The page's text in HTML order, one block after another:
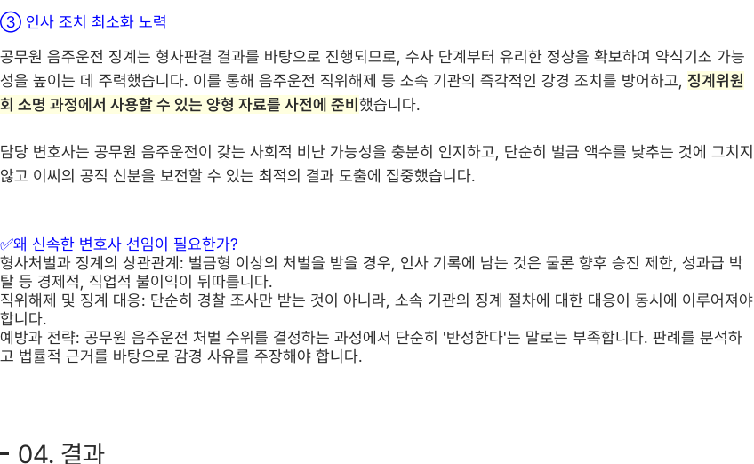
③ 인사 조치 최소화 노력
공무원 음주운전 징계는 형사판결 결과를 바탕으로 진행되므로, 수사 단계부터 유리한 정상을 확보하여 약식기소 가능
성을 높이는 데 주력했습니다. 이를 통해 음주운전 직위해제 등 소속 기관의 즉각적인 강경 조치를 방어하고, 징계위원
회 소명 과정에서 사용할 수 있는 양형 자료를 사전에 준비 했습니다.
담당 변호사는 공무원 음주운전이 갖는 사회적 비난 가능성을 충분히 인지하고, 단순히 벌금 액수를 낮추는 것에 그치지
않고 이씨의 공직 신분을 보전할 수 있는 최적의 결과 도출에 집중했습니다.
✅왜 신속한 변호사 선임이 필요한가?
형사처벌과 징계의 상관관계: 벌금형 이상의 처벌을 받을 경우, 인사 기록에 남는 것은 물론 향후 승진 제한, 성과급 박
탈 등 경제적, 직업적 불이익이 뒤따릅니다.
직위해제 및 징계 대응: 단순히 경찰 조사만 받는 것이 아니라, 소속 기관의 징계 절차에 대한 대응이 동시에 이루어져야
합니다.
예방과 전략: 공무원 음주운전 처벌 수위를 결정하는 과정에서 단순히 '반성한다'는 말로는 부족합니다. 판례를 분석하
고 법률적 근거를 바탕으로 감경 사유를 주장해야 합니다.
04. 결과